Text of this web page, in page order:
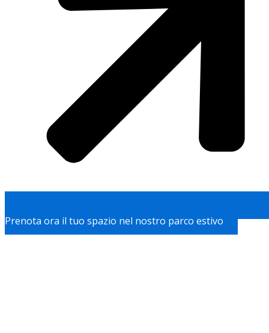
Prenota ora il tuo spazio nel nostro parco estivo